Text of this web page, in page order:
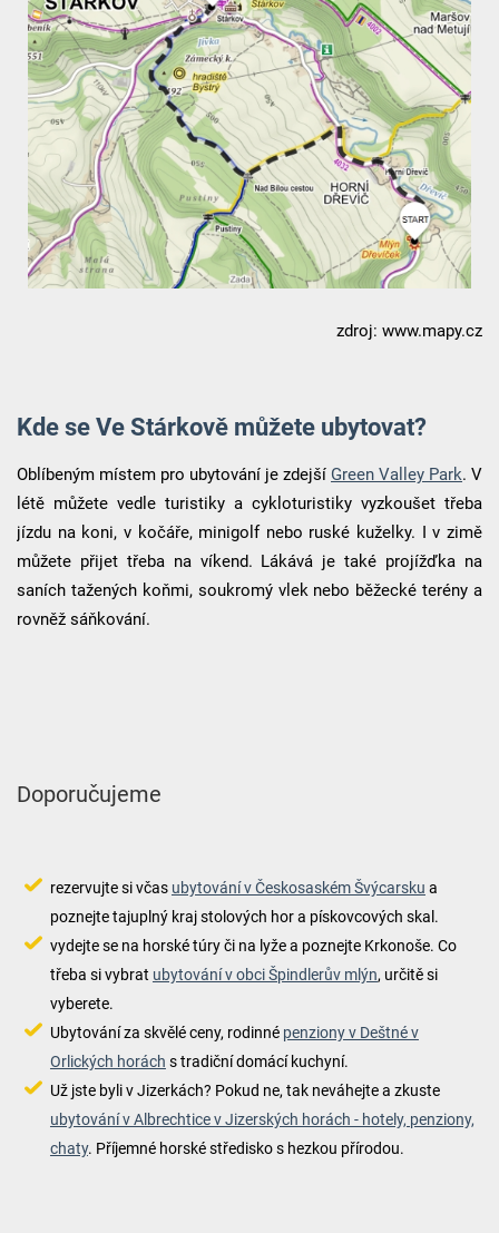
zdroj: www.mapy.cz
Kde se Ve Stárkově můžete ubytovat?
Oblíbeným místem pro ubytování je zdejší Green Valley Park. V
létě můžete vedle turistiky a cykloturistiky vyzkoušet třeba
jízdu na koni, v kočáře, minigolf nebo ruské kuželky. I v zimě
můžete přijet třeba na víkend. Lákává je také projížďka na
saních tažených koňmi, soukromý vlek nebo běžecké terény a
rovněž sáňkování.
Doporučujeme
rezervujte si včas ubytování v Českosaském Švýcarsku a
poznejte tajuplný kraj stolových hor a pískovcových skal.
vydejte se na horské túry či na lyže a poznejte Krkonoše. Co
třeba si vybrat ubytování v obci Špindlerův mlýn, určitě si
vyberete.
Ubytování za skvělé ceny, rodinné penziony v Deštné v
Orlických horách s tradiční domácí kuchyní.
Už jste byli v Jizerkách? Pokud ne, tak neváhejte a zkuste
ubytování v Albrechtice v Jizerských horách - hotely, penziony,
chaty. Příjemné horské středisko s hezkou přírodou.